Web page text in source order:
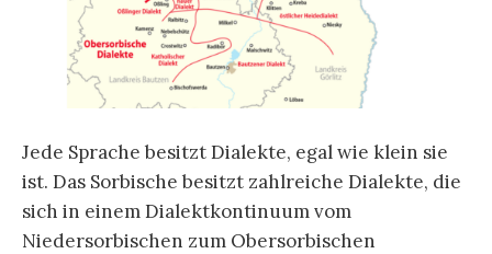
Jede Sprache besitzt Dialekte, egal wie klein sie
ist. Das Sorbische besitzt zahlreiche Dialekte, die
sich in einem Dialektkontinuum vom
Niedersorbischen zum Obersorbischen